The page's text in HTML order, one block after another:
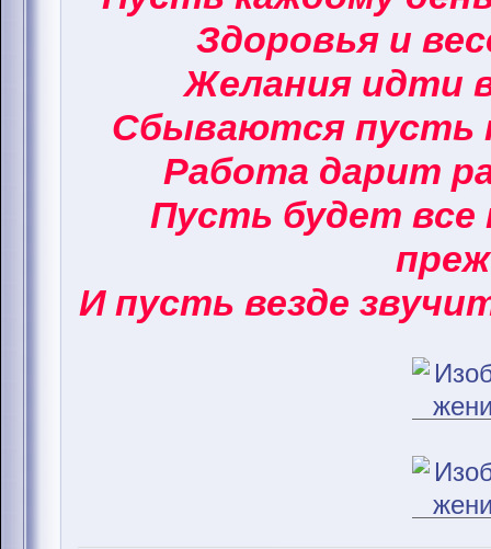
Здоровья и
Желания идти
Сбываются пусть
Работа дарит
Пусть будет все
И пусть везде